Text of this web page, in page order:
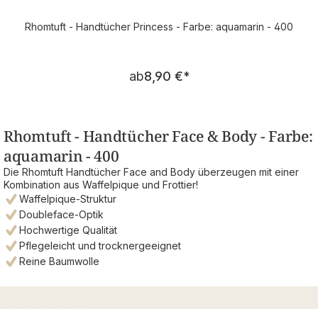
Rhomtuft - Handtücher Princess - Farbe: aquamarin - 400
Regulärer Preis:
ab8,90 €*
Rhomtuft - Handtücher Face & Body - Farbe:
aquamarin - 400
Die Rhomtuft Handtücher Face and Body überzeugen mit einer
Kombination aus Waffelpique und Frottier!
Waffelpique-Struktur
Doubleface-Optik
Hochwertige Qualität
Pflegeleicht und trocknergeeignet
Reine Baumwolle